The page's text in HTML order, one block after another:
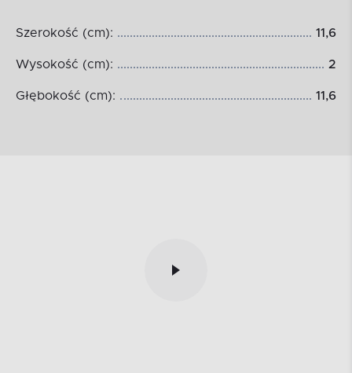
Szerokość (cm): 11,6
Wysokość (cm): 2
Głębokość (cm): 11,6